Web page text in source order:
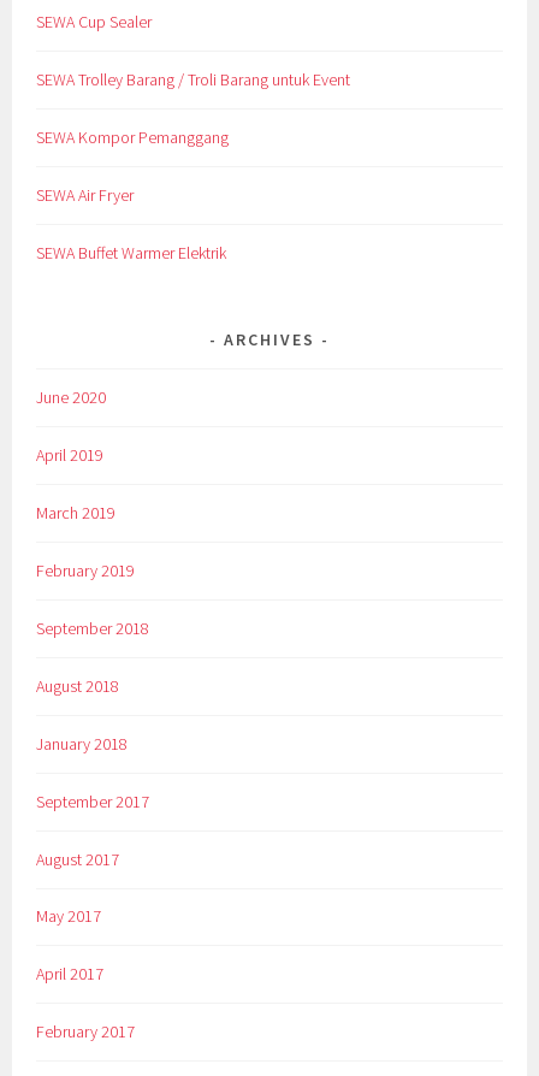
SEWA Cup Sealer
SEWA Trolley Barang / Troli Barang untuk Event
SEWA Kompor Pemanggang
SEWA Air Fryer
SEWA Buffet Warmer Elektrik
ARCHIVES
June 2020
April 2019
March 2019
February 2019
September 2018
August 2018
January 2018
September 2017
August 2017
May 2017
April 2017
February 2017